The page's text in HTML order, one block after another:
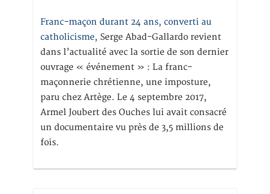
Franc-maçon durant 24 ans, converti au
catholicisme, Serge Abad-Gallardo revient
dans l’actualité avec la sortie de son dernier
ouvrage « événement » : La franc-
maçonnerie chrétienne, une imposture,
paru chez Artège. Le 4 septembre 2017,
Armel Joubert des Ouches lui avait consacré
un documentaire vu près de 3,5 millions de
fois.